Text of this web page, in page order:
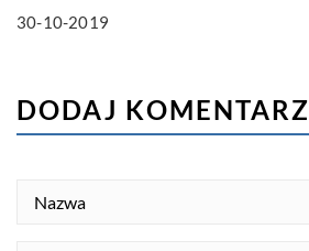
30-10-2019
DODAJ KOMENTARZ